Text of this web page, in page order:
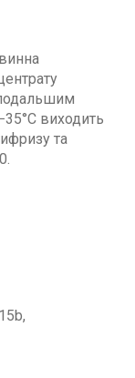
виходить
та